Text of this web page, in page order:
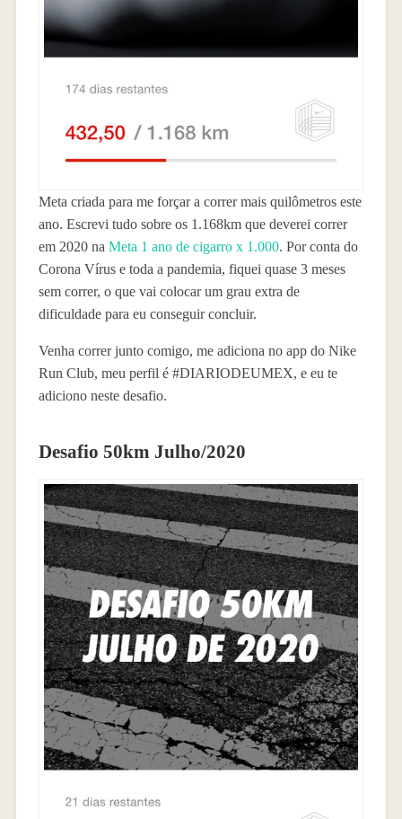
Meta criada para me forçar a correr mais quilômetros este
ano. Escrevi tudo sobre os 1.168km que deverei correr
em 2020 na Meta 1 ano de cigarro x 1.000. Por conta do
Corona Vírus e toda a pandemia, fiquei quase 3 meses
sem correr, o que vai colocar um grau extra de
dificuldade para eu conseguir concluir.
Venha correr junto comigo, me adiciona no app do Nike
Run Club, meu perfil é #DIARIODEUMEX, e eu te
adiciono neste desafio.
Desafio 50km Julho/2020